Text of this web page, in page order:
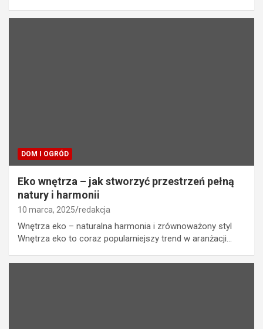
DOM I OGRÓD
Eko wnętrza – jak stworzyć przestrzeń pełną
natury i harmonii
10 marca, 2025 redakcja
Wnętrza eko – naturalna harmonia i zrównoważony styl
Wnętrza eko to coraz popularniejszy trend w aranżacji…